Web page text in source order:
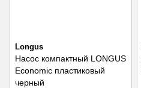
Longus
Насос компактный LONGUS
Economic пластиковый
черный